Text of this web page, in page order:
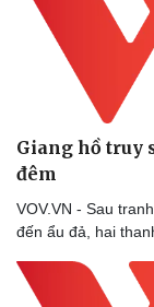
Sức khỏe
Dinh dưỡng - món
Cây thuốc
Sản phụ khoa
Nam khoa
Làm đẹp - giảm cân
Giang hồ truy
đêm
VOV.VN - Sau
đến ẩu đả, hai